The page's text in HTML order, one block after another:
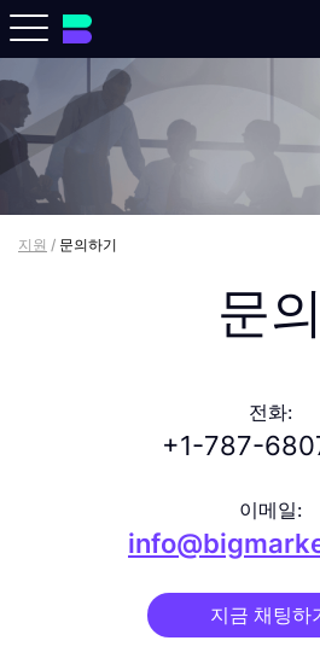
지원 / 문의하기
문의
전화:
+1-787-
이메일:
지금 채팅하